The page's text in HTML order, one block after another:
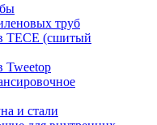
труб
TECE (сшитый
Tweetop
и стали